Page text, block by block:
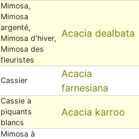
Mimosa,
Mimosa
argenté,
Mimosa d'hiver,
Mimosa des
fleuristes
Acacia dealbata
Cassier
Acacia
farnesiana
Cassie a
piquants
blancs
Acacia karroo
Mimosa à